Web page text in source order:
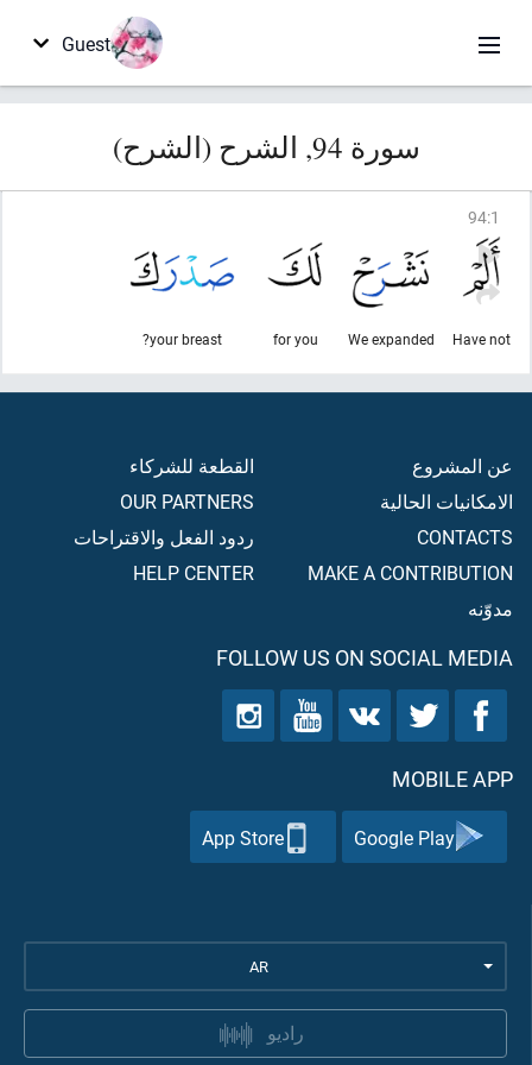
Guest
سورة 94, الشرح (الشرح)
94:1
Have not
We expanded
for you
your breast?
عن المشروع
الامكانيات الحالية
CONTACTS
MAKE A CONTRIBUTION
مدوّنه
القطعة للشركاء
OUR PARTNERS
ردود الفعل والاقتراحات
HELP CENTER
FOLLOW US ON SOCIAL MEDIA
MOBILE APP
Google Play
App Store
AR
راديو